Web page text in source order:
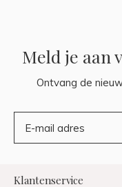
Meld je aan
Ontvang de
Klantenservice